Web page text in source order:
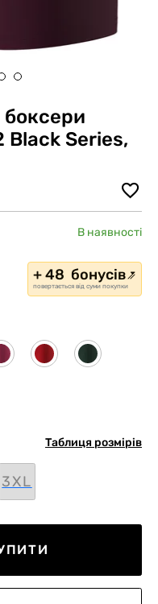
боксери
Black Series,
В наявності
+ 48 бонусів
повертається від суми покупки
Таблиця розмірів
3XL